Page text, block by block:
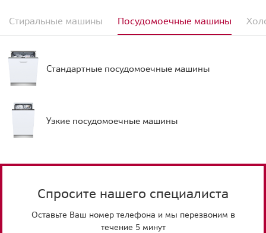
Стиральные машины Посудомоечные машины
Стандартные посудомоечные машины
Узкие посудомоечные машины
Спросите нашего специалиста
Оставьте Ваш номер телефона и мы перезвоним в
течение 5 минут